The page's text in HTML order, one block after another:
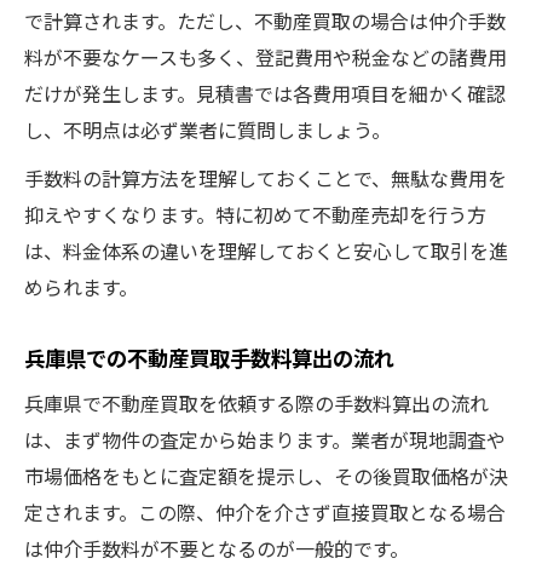
で計算されます。ただし、不動産買取の場合は仲介手数
料が不要なケースも多く、登記費用や税金などの諸費用
だけが発生します。見積書では各費用項目を細かく確認
し、不明点は必ず業者に質問しましょう。
手数料の計算方法を理解しておくことで、無駄な費用を
抑えやすくなります。特に初めて不動産売却を行う方
は、料金体系の違いを理解しておくと安心して取引を進
められます。
兵庫県での不動産買取手数料算出の流れ
兵庫県で不動産買取を依頼する際の手数料算出の流れ
は、まず物件の査定から始まります。業者が現地調査や
市場価格をもとに査定額を提示し、その後買取価格が決
定されます。この際、仲介を介さず直接買取となる場合
は仲介手数料が不要となるのが一般的です。